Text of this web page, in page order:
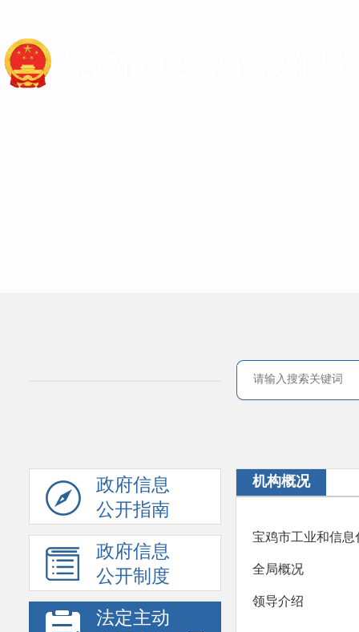
政府信息
公开指南
政府信息
公开制度
法定主动
机构概况
宝鸡市工业和信
全局概况
领导介绍